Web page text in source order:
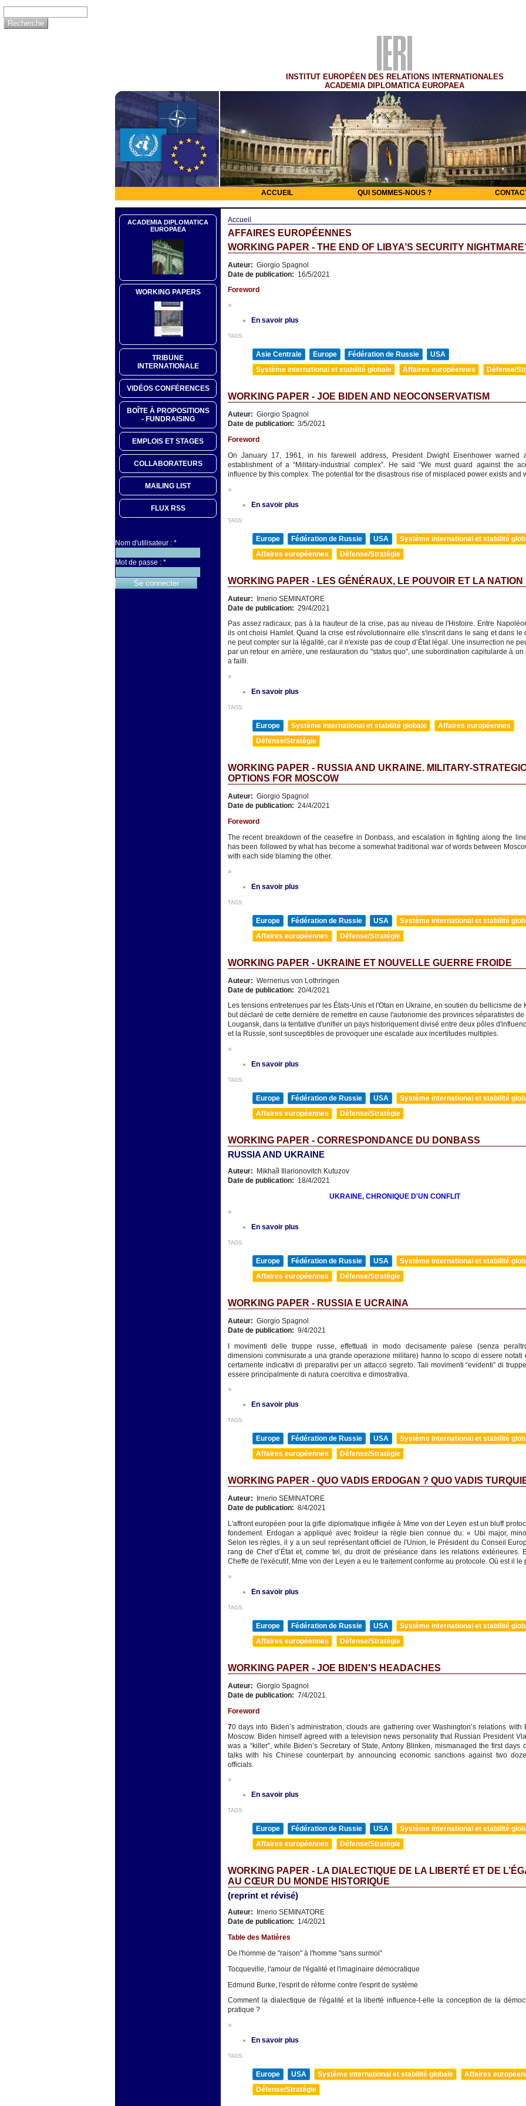
INSTITUT EUROPÉEN DES RELATIONS INTERNATIONALES
ACADEMIA DIPLOMATICA EUROPAEA
ACCUEIL QUI SOMMES-NOUS ?
ACADEMIA DIPLOMATICA
EUROPAEA
WORKING PAPERS
TRIBUNE
INTERNATIONALE
VIDÉOS CONFÉRENCES
BOÎTE À PROPOSITIONS
- FUNDRAISING
EMPLOIS ET STAGES
COLLABORATEURS
MAILING LIST
FLUX RSS
Nom d'utilisateur : *
Mot de passe : *
Accueil
AFFAIRES EUROPÉENNES
WORKING PAPER - THE END OF LIBYA’S SECURITY
Auteur: Giorgio Spagnol
Date de publication: 16/5/2021
Foreword
»
En savoir plus
TAGS:
Asie Centrale Europe Fédération de Russie
USA
Système international et stabilité globale
Affaires européennes Défense/
WORKING PAPER - JOE BIDEN AND NEOCONSERVATISM
Auteur: Giorgio Spagnol
Date de publication: 3/5/2021
Foreword
On January 17, 1961, in his farewell address, President Dwight Eisenhower warned
establishment of a “Military-industrial complex”. He said “We must guard against the
influence by this complex. The potential for the disastrous rise of misplaced power exists and
»
En savoir plus
TAGS:
Europe Fédération de Russie USA
Système international et stabilité
Affaires européennes
Défense/Stratégie
WORKING PAPER - LES GÉNÉRAUX, LE POUVOIR ET LA NATION
Auteur: Irnerio SEMINATORE
Date de publication: 29/4/2021
Pas assez radicaux, pas à la hauteur de la crise, pas au niveau de l'Histoire. Entre
ils ont choisi Hamlet. Quand la crise est révolutionnaire elle s'inscrit dans le sang et dans le
ne peut compter sur la légalité, car il n'existe pas de coup d’État légal. Une insurrection ne
par un retour en arrière, une restauration du "status quo", une subordination capitularde à un
a failli.
»
En savoir plus
TAGS:
Europe Système international et stabilité globale
Affaires européennes
Défense/Stratégie
WORKING PAPER - RUSSIA AND UKRAINE. MILITARY-STRATEGIC
OPTIONS FOR MOSCOW
Auteur: Giorgio Spagnol
Date de publication: 24/4/2021
Foreword
The recent breakdown of the ceasefire in Donbass, and escalation in fighting along the
has been followed by what has become a somewhat traditional war of words between
with each side blaming the other.
»
En savoir plus
TAGS:
Europe Fédération de Russie USA
Système international et stabilité
Affaires européennes
Défense/Stratégie
WORKING PAPER - UKRAINE ET NOUVELLE GUERRE FROIDE
Auteur: Wernerius von Lothringen
Date de publication: 20/4/2021
Les tensions entretenues par les États-Unis et l'Otan en Ukraine, en soutien du bellicisme de
but déclaré de cette dernière de remettre en cause l'autonomie des provinces séparatistes de
Lougansk, dans la tentative d'unifier un pays historiquement divisé entre deux pôles
et la Russie, sont susceptibles de provoquer une escalade aux incertitudes multiples.
»
En savoir plus
TAGS:
Europe Fédération de Russie USA
Système international et stabilité
Affaires européennes
Défense/Stratégie
WORKING PAPER - CORRESPONDANCE DU DONBASS
RUSSIA AND UKRAINE
Auteur:
Mikhaîl Illarionovitch Kutuzov
Date de publication: 18/4/2021
UKRAINE, CHRONIQUE D'UN CONFLIT
»
En savoir plus
TAGS:
Europe Fédération de Russie USA
Système international et stabilité
Affaires européennes
Défense/Stratégie
WORKING PAPER - RUSSIA E UCRAINA
Auteur: Giorgio Spagnol
Date de publication: 9/4/2021
I movimenti delle truppe russe, effettuati in modo decisamente palese (senza
dimensioni commisurate a una grande operazione militare) hanno lo scopo di essere notati
certamente indicativi di preparativi per un attacco segreto. Tali movimenti “evidenti” di
essere principalmente di natura coercitiva e dimostrativa.
»
En savoir plus
TAGS:
Europe Fédération de Russie USA
Système international et stabilité
Affaires européennes
Défense/Stratégie
WORKING PAPER - QUO VADIS ERDOGAN ? QUO VADIS
Auteur:
Irnerio SEMINATORE
Date de publication: 8/4/2021
L'affront européen pour la gifle diplomatique infligée à Mme von der Leyen est un bluff
fondement. Erdogan a appliqué avec froideur la règle bien connue du: « Ubi major,
Selon les règles, il y a un seul représentant officiel de l'Union, le Président du Conseil
rang de Chef d’État et, comme tel, du droit de préséance dans les relations extérieures.
Cheffe de l'exécutif, Mme von der Leyen a eu le traitement conforme au protocole. Où est il le
»
En savoir plus
TAGS:
Europe Fédération de Russie USA
Système international et stabilité
Affaires européennes
Défense/Stratégie
WORKING PAPER - JOE BIDEN'S HEADACHES
Auteur: Giorgio Spagnol
Date de publication: 7/4/2021
Foreword
70 days into Biden’s administration, clouds are gathering over Washington’s relations with
Moscow. Biden himself agreed with a television news personality that Russian President
was a “killer”, while Biden’s Secretary of State, Antony Blinken, mismanaged the first days
talks with his Chinese counterpart by announcing economic sanctions against two
officials.
»
En savoir plus
TAGS:
Europe Fédération de Russie USA
Système international et stabilité
Affaires européennes
Défense/Stratégie
WORKING PAPER - LA DIALECTIQUE DE LA LIBERTÉ ET DE
AU CŒUR DU MONDE HISTORIQUE
(reprint et révisé)
Auteur:
Irnerio SEMINATORE
Date de publication: 1/4/2021
Table des Matières
De l'homme de "raison" à l'homme "sans surmoi"
Tocqueville, l'amour de l'égalité et l'imaginaire démocratique
Edmund Burke, l'esprit de réforme contre l'esprit de système
Comment la dialectique de l'égalité et la liberté influence-t-elle la conception de la
pratique ?
»
En savoir plus
TAGS:
Europe USA Système international et stabilité globale
Affaires
Défense/Stratégie